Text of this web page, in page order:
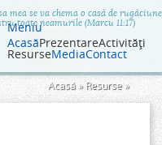
mea se va chema o casă de rugăciune
toate neamurile (Marcu 11:17)
Meniu
AcasăPrezentareActivităţi
ResurseMediaContact
Eşti
aici
Acasă » Resurse»